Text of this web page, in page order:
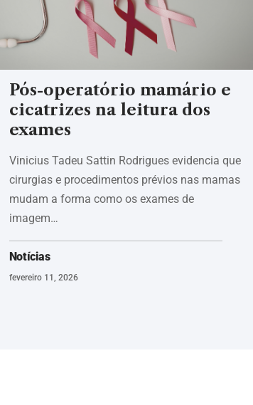
Pós-operatório mamário e
cicatrizes na leitura dos
exames
Vinicius Tadeu Sattin Rodrigues evidencia que
cirurgias e procedimentos prévios nas mamas
mudam a forma como os exames de
imagem…
Notícias
fevereiro 11, 2026